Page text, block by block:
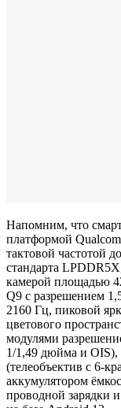
Напомним, что
платформой
тактовой частотой
стандарта
камерой площадью
Q9 с разрешением
2160 Гц, пиковой
цветового
модулями
1/1,49 дюйма и
(телеобъектив с 6-
аккумулятором
проводной зарядки